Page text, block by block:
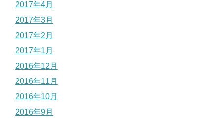
2017年4月
2017年3月
2017年2月
2017年1月
2016年12月
2016年11月
2016年10月
2016年9月